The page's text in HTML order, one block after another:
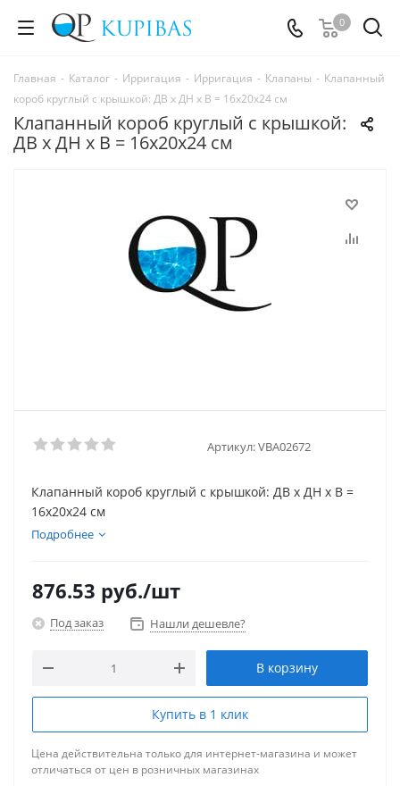
0
Главная - Каталог - Ирригация - Ирригация - Клапаны - Клапанный
короб круглый с крышкой: ДВ х ДН х В = 16х20х24 см
Клапанный короб круглый с крышкой:
ДВ х ДН х В = 16х20х24 см
Артикул:VBA02672
Клапанный короб круглый с крышкой: ДВ х ДН х В =
16х20х24 см
Подробнее
876.53 руб./шт
Под заказ Нашли дешевле?
В корзину
Купить в 1 клик
Цена действительна только для интернет-магазина и может
отличаться от цен в розничных магазинах